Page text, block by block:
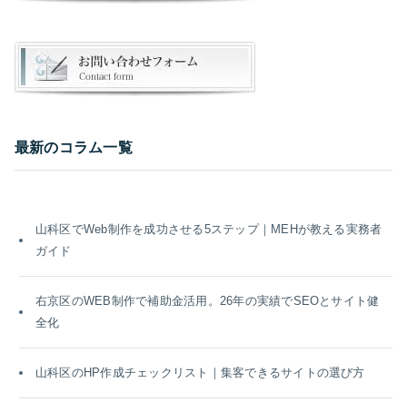
最新のコラム一覧
山科区でWeb制作を成功させる5ステップ｜MEHが教える実務者
ガイド
右京区のWEB制作で補助金活用。26年の実績でSEOとサイト健
全化
山科区のHP作成チェックリスト｜集客できるサイトの選び方